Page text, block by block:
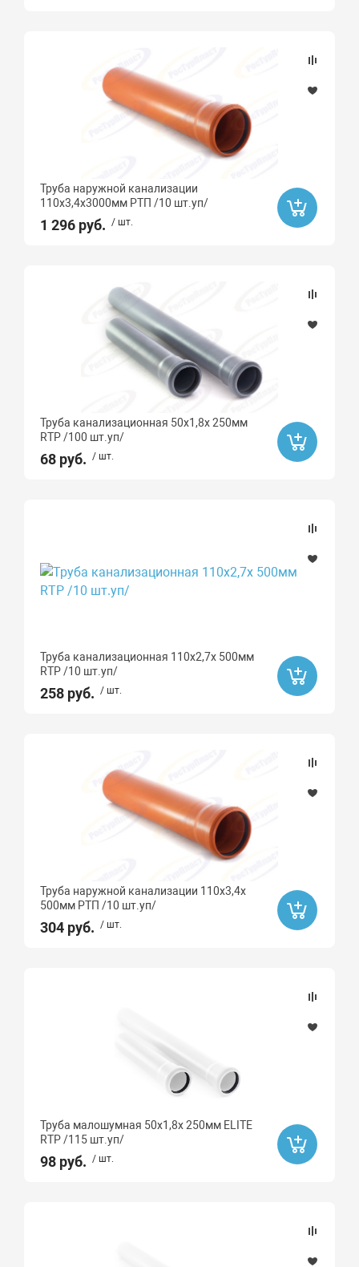
Труба наружной канализации
110х3,4х3000мм РТП /10 шт.уп/
1 296 руб. / шт.
Труба канализационная 50х1,8х 250мм
RTP /100 шт.уп/
68 руб. / шт.
Труба канализационная 110х2,7х 500мм
RTP /10 шт.уп/
258 руб. / шт.
Труба наружной канализации 110х3,4х
500мм РТП /10 шт.уп/
304 руб. / шт.
Труба малошумная 50х1,8х 250мм ELITE
RTP /115 шт.уп/
98 руб. / шт.